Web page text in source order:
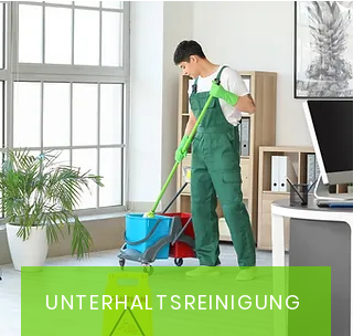
UNTERHALTSREINIGUNG